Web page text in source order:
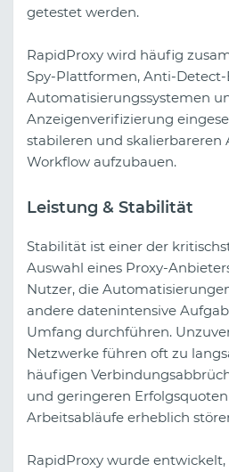
getestet werden.
RapidProxy wird häufig
Spy-Plattformen, Anti-Detect-
Automatisierungssystemen
Anzeigenverifizierung
stabileren und
Workflow aufzubauen.
Leistung & Stabilität
Stabilität ist einer der
Auswahl eines Proxy-
Nutzer, die
andere datenintensive
Umfang durchführen.
Netzwerke führen oft zu
häufigen
und geringeren
Arbeitsabläufe erheblich
RapidProxy wurde